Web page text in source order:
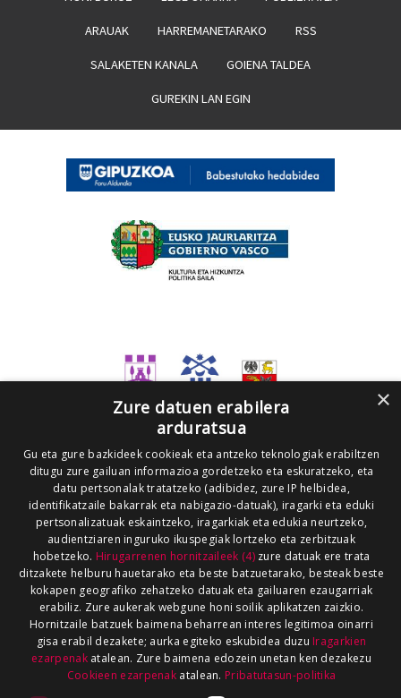
ARAUAK HARREMANETARAKO RSS
SALAKETEN KANALA GOIENA TALDEA
GUREKIN LAN EGIN
×
Zure datuen erabilera
arduratsua
Gu eta gure bazkideek cookieak eta antzeko teknologiak erabiltzen
ditugu zure gailuan informazioa gordetzeko eta eskuratzeko, eta
datu pertsonalak tratatzeko (adibidez, zure IP helbidea,
identifikatzaile bakarrak eta nabigazio-datuak), iragarki eta eduki
pertsonalizatuak eskaintzeko, iragarkiak eta edukia neurtzeko,
audientziaren inguruko ikuspegiak lortzeko eta zerbitzuak
hobetzeko. Hirugarrenen hornitzaileek (4)zure datuak ere trata
ditzakete helburu hauetarako eta beste batzuetarako, besteak beste
kokapen geografiko zehatzeko datuak eta gailuaren ezaugarriak
erabiliz. Zure aukerak webgune honi soilik aplikatzen zaizkio.
Hornitzaile batzuek baimena beharrean interes legitimoa oinarri
gisa erabil dezakete; aurka egiteko eskubidea duzu Iragarkien
ezarpenakatalean. Zure baimena edozein unetan ken dezakezu
Cookieen ezarpenak atalean. Pribatutasun-politika